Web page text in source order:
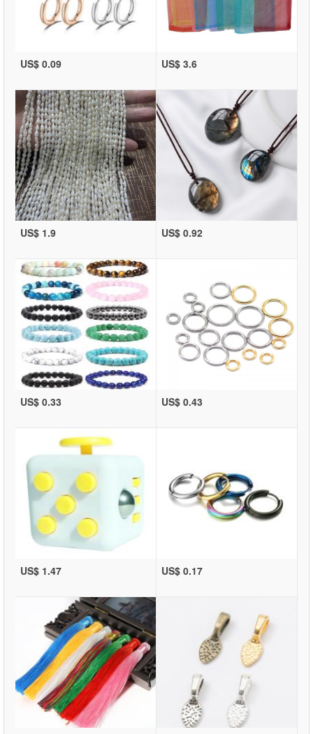
US$ 0.09 US$ 3.6
US$ 1.9 US$ 0.92
US$ 0.33 US$ 0.43
US$ 1.47 US$ 0.17